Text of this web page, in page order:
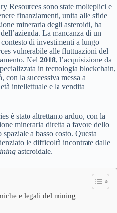
Resources sono state molteplici e
finanziamenti, unita alle sfide
mineraria degli asteroidi, ha
La mancanza di un
di investimenti a lungo
vulnerabile alle fluttuazioni del
Nel 2018, l’acquisizione da
in tecnologia blockchain,
con la successiva messa a
intellettuale e la vendita
è stato altrettanto arduo, con la
mineraria diretta a favore dello
a basso costo. Questa
le difficoltà incontrate dalle
asteroidale.
e legali del mining